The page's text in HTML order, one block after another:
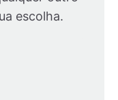
escolha.